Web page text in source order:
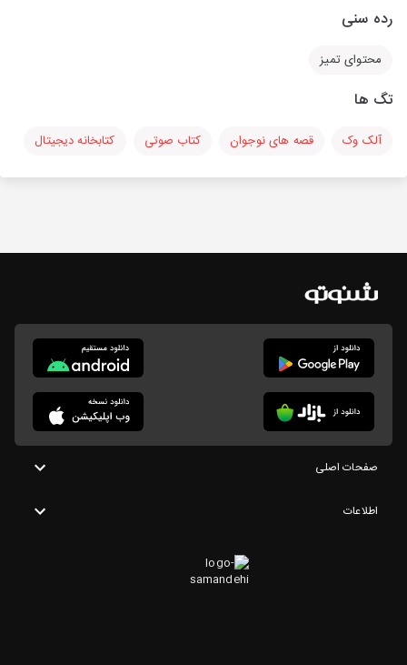
رده سنی
محتوای تمیز
تگ ها
آلک وک قصه های نوجوان کتاب صوتی کتابخانه دیجیتال
صفحات اصلی
اطلاعات